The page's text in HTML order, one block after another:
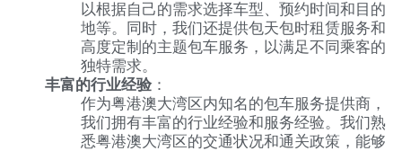
以根据自己的需求选择车型、预约时间和目的
地等。同时，我们还提供包天包时租赁服务和
高度定制的主题包车服务，以满足不同乘客的
独特需求。
丰富的行业经验：
作为粤港澳大湾区内知名的包车服务提供商，
我们拥有丰富的行业经验和服务经验。我们熟
悉粤港澳大湾区的交通状况和通关政策，能够